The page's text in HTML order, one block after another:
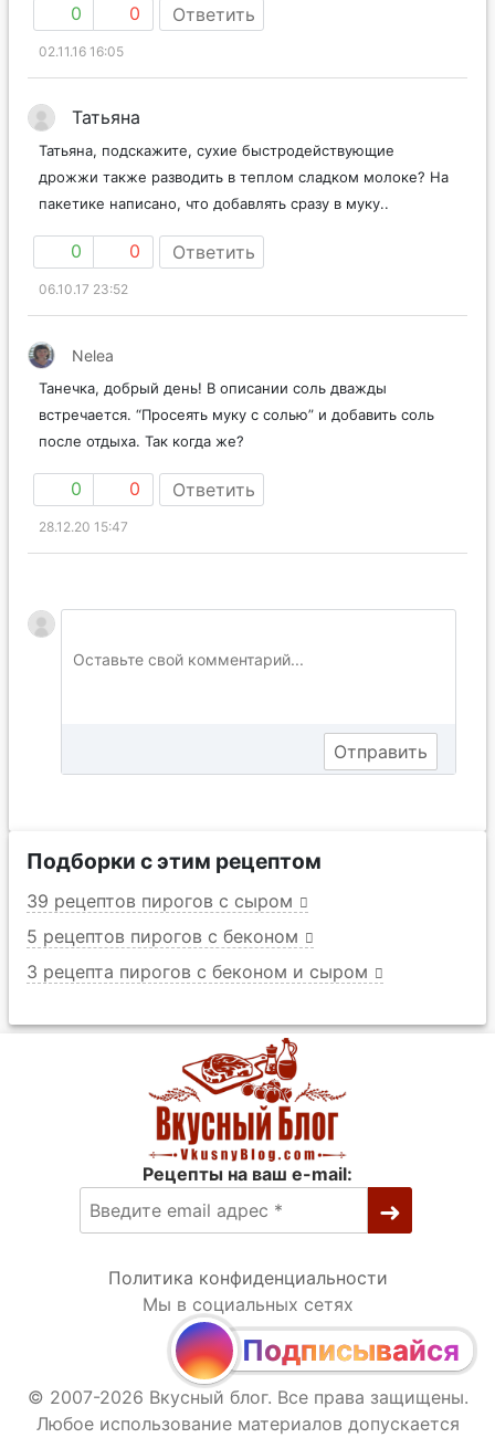
0 0 Ответить
02.11.16 16:05
Татьяна
Татьяна, подскажите, сухие быстродействующие
дрожжи также разводить в теплом сладком молоке? На
пакетике написано, что добавлять сразу в муку..
0 0 Ответить
06.10.17 23:52
Nelea
Танечка, добрый день! В описании соль дважды
встречается. “Просеять муку с солью” и добавить соль
после отдыха. Так когда же?
0 0 Ответить
28.12.20 15:47
Подборки с этим рецептом
39 рецептов пирогов с сыром
5 рецептов пирогов с беконом
3 рецепта пирогов с беконом и сыром
Рецепты на ваш e-mail:
Политика конфиденциальности
Мы в социальных сетях
Подписывайся
© 2007-2026 Вкусный блог. Все права защищены.
Любое использование материалов допускается